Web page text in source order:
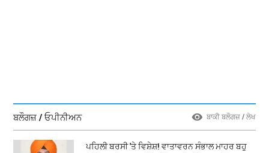
ਬਲੌਗਜ਼ / ਓਪੀਨੀਅਨ ਬਾਕੀ ਬਲੌਗਜ਼ / ਲੇਖ
ਪਹਿਲੀ ਬਰਸੀ 'ਤੇ ਵਿਸ਼ੇਸ਼! ਵਾਤਾਵਰਨ ਸੰਭਾਲ ਮਾਹਰ ਬਹੁ